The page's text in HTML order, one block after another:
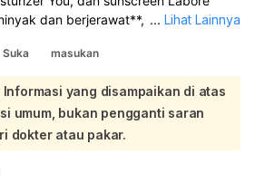
dan berjerawat**, **asalkan kulit
off dan beruntusan**, rutin yang
daripada banyak produk:
→ toner → moisturizer ringan/non-
sunscreen.
muka → toner → salap Niacler pada
→ moisturizer. Perkara penting:
... Lihat Lainnya
Suka masukan
Informasi yang disampaikan di atas
umum, bukan pengganti saran
dokter atau pakar.